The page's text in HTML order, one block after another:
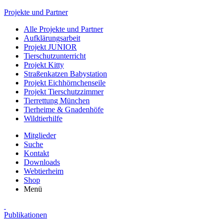
Projekte und Partner
Alle Projekte und Partner
Aufklärungsarbeit
Projekt JUNIOR
Tierschutzunterricht
Projekt Kitty
Straßenkatzen Babystation
Projekt Eichhörnchenseile
Projekt Tierschutzzimmer
Tierrettung München
Tierheime & Gnadenhöfe
Wildtierhilfe
Mitglieder
Suche
Kontakt
Downloads
Webtierheim
Shop
Menü
Publikationen